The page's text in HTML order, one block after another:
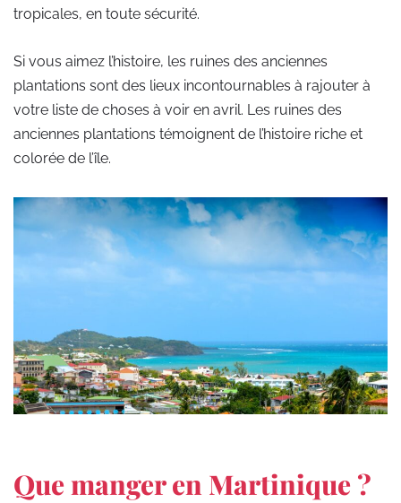
tropicales, en toute sécurité.
Si vous aimez l’histoire, les ruines des anciennes
plantations sont des lieux incontournables à rajouter à
votre liste de choses à voir en avril. Les ruines des
anciennes plantations témoignent de l’histoire riche et
colorée de l’île.
Que manger en Martinique ?